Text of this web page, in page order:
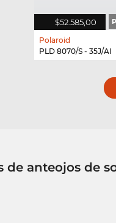
$52.585,00 P
Polaroid
PLD 8070/S - 35J/AI
de anteojos de